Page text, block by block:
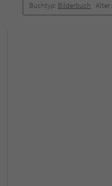
Buchtyp: Bilderbuch Alter: